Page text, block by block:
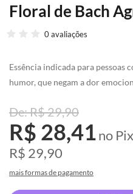
Floral de Bach
0 avaliações
Essência indicada para pessoas
humor, que negam a dor
R$ 29,90
R$ 28,41no Pix
R$ 29,90
mais formas de pagamento
Saltar
para
Galeria
de